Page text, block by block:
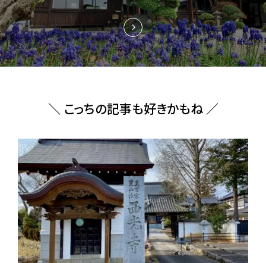
＼ こっちの記事も好きかもね ／